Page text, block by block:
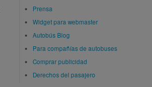
Prensa
Widget para webmaster
Autobús Blog
Para compañías de autobuses
Comprar publicidad
Derechos del pasajero